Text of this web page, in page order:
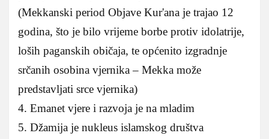
(Mekkanski period Objave Kur'ana je trajao 12
godina, što je bilo vrijeme borbe protiv idolatrije,
loših paganskih običaja, te općenito izgradnje
srčanih osobina vjernika – Mekka može
predstavljati srce vjernika)
4. Emanet vjere i razvoja je na mladim
5. Džamija je nukleus islamskog društva